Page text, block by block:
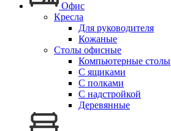
Офис
Кресла
Для руководителя
Кожаные
Столы офисные
Компьютерные столы
С ящиками
С полками
С надстройкой
Деревянные